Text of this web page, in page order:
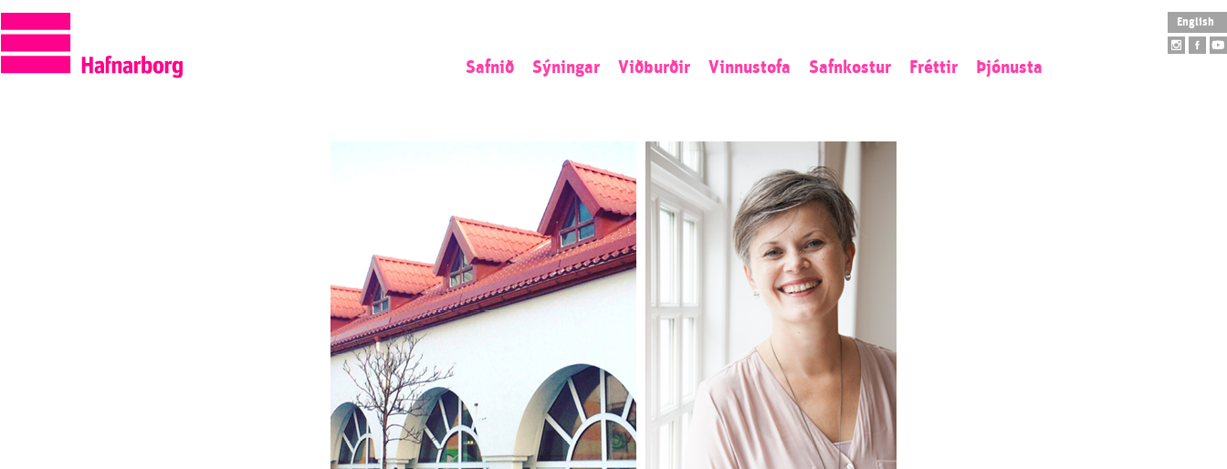
English
Safnið Sýningar
Áður
Viðburðir Vinnustofa
Umsókn
Safnkostur
Stofngjöf
Ný aðföng
Útilistaverk
Sarpur
Fréttir Þjónusta